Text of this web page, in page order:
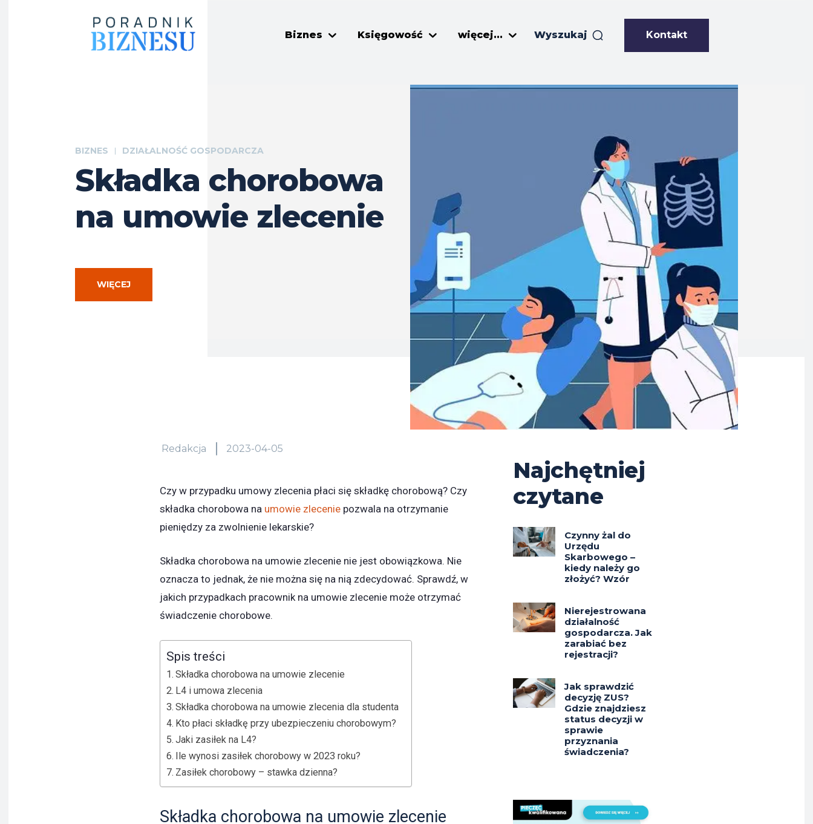
Biznes Księgowość więcej... Wyszukaj Kontakt
BIZNES DZIAŁALNOŚĆ GOSPODARCZA
Składka chorobowa
na umowie zlecenie
WIĘCEJ
Redakcja 2023-04-05
Czy w przypadku umowy zlecenia płaci się składkę chorobową? Czy
składka chorobowa na umowie zlecenie pozwala na otrzymanie
pieniędzy za zwolnienie lekarskie?
Składka chorobowa na umowie zlecenie nie jest obowiązkowa. Nie
oznacza to jednak, że nie można się na nią zdecydować. Sprawdź, w
jakich przypadkach pracownik na umowie zlecenie może otrzymać
świadczenie chorobowe.
Spis treści
Składka chorobowa na umowie zlecenie
L4 i umowa zlecenia
Składka chorobowa na umowie zlecenia dla studenta
Kto płaci składkę przy ubezpieczeniu chorobowym?
Jaki zasiłek na L4?
Ile wynosi zasiłek chorobowy w 2023 roku?
Zasiłek chorobowy – stawka dzienna?
Składka chorobowa na umowie zlecenie
Najchętniej
czytane
Czynny żal do
Urzędu
Skarbowego –
kiedy należy go
złożyć? Wzór
Nierejestrowana
działalność
gospodarcza. Jak
zarabiać bez
rejestracji?
Jak sprawdzić
decyzję ZUS?
Gdzie znajdziesz
status decyzji w
sprawie
przyznania
świadczenia?